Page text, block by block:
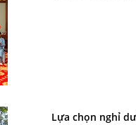
Lựa chọn nghỉ